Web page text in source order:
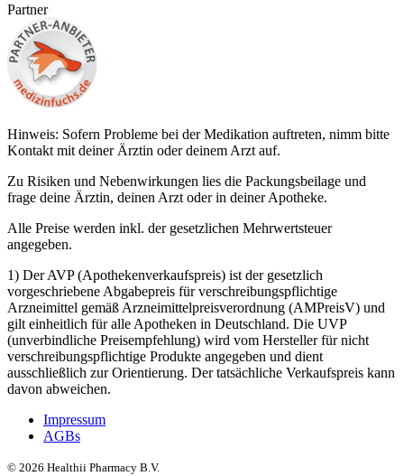
Partner
Hinweis: Sofern Probleme bei der Medikation auftreten, nimm bitte
Kontakt mit deiner Ärztin oder deinem Arzt auf.
Zu Risiken und Nebenwirkungen lies die Packungsbeilage und
frage deine Ärztin, deinen Arzt oder in deiner Apotheke.
Alle Preise werden inkl. der gesetzlichen Mehrwertsteuer
angegeben.
1) Der AVP (Apothekenverkaufspreis) ist der gesetzlich
vorgeschriebene Abgabepreis für verschreibungspflichtige
Arzneimittel gemäß Arzneimittelpreisverordnung (AMPreisV) und
gilt einheitlich für alle Apotheken in Deutschland. Die UVP
(unverbindliche Preisempfehlung) wird vom Hersteller für nicht
verschreibungspflichtige Produkte angegeben und dient
ausschließlich zur Orientierung. Der tatsächliche Verkaufspreis kann
davon abweichen.
Impressum
AGBs
© 2026 Healthii Pharmacy B.V.